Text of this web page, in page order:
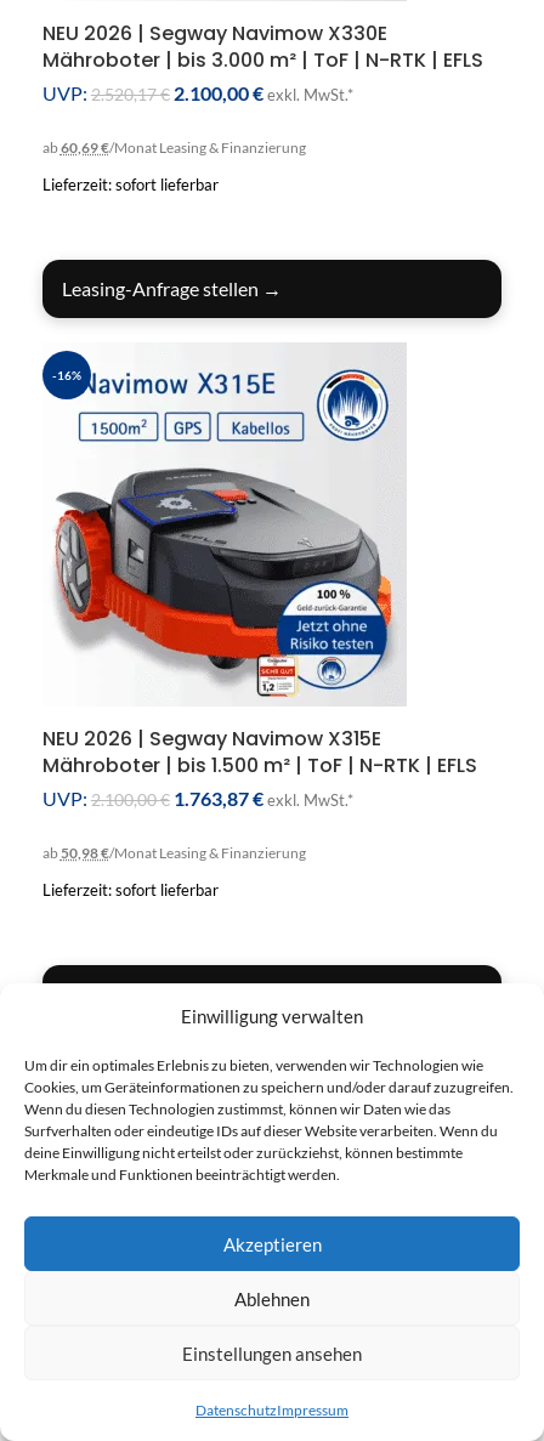
Einwilligung verwalten
Um dir ein optimales Erlebnis zu bieten, verwenden wir Technologien wie
Cookies, um Geräteinformationen zu speichern und/oder darauf zuzugreifen.
Wenn du diesen Technologien zustimmst, können wir Daten wie das
Surfverhalten oder eindeutige IDs auf dieser Website verarbeiten. Wenn du
deine Einwilligung nicht erteilst oder zurückziehst, können bestimmte
Merkmale und Funktionen beeinträchtigt werden.
Akzeptieren
Ablehnen
Einstellungen ansehen
DatenschutzImpressum
NEU 2026 | Segway Navimow X330E
Mähroboter | bis 3.000 m² | ToF | N-RTK | EFLS
3.0 | 50% Steigung
UVP: 2.520,17€ 2.100,00€ exkl. MwSt.*
ab60,69 €/Monat Leasing & Finanzierung
Lieferzeit: sofort lieferbar
Leasing-Anfrage stellen →
-16%
NEU 2026 | Segway Navimow X315E
Mähroboter | bis 1.500 m² | ToF | N-RTK | EFLS
3.0 | 50% Steigung
UVP: 2.100,00€ 1.763,87€ exkl. MwSt.*
ab 50,98 €/Monat Leasing & Finanzierung
Lieferzeit: sofort lieferbar
Segway Navimow H Serie -
inklusive KI-Kamera 2026 bei
jeder Bestellung
Die H-Serie von Segway Navimow nutzt kabellose
Navigation für zentimetergenaue Positionierung.
Dank kostenloser VisionFence-Technologie werden
Hindernisse zuverlässig erkannt und umgangen. Mit
für jede Fläche!